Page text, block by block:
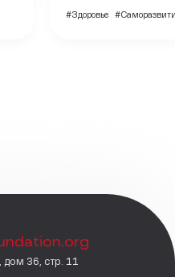
#Здоровье
дом 36, стр. 11